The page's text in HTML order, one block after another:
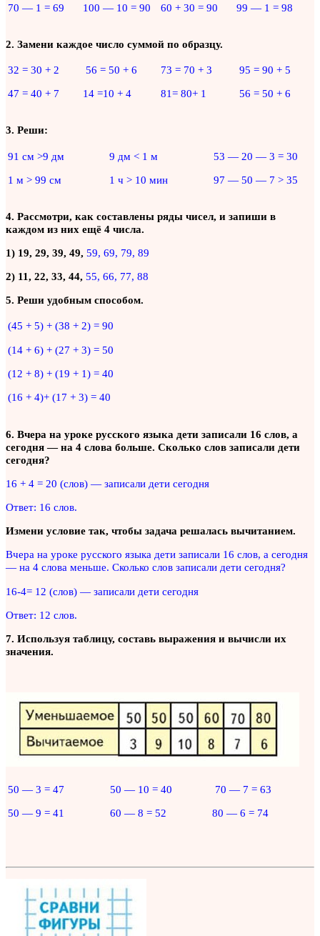
70 — 1 = 69
100 — 10 = 90
60 + 30 = 90
99 — 1 = 98
2. Замени каждое число суммой по образцу.
32 = 30 + 2
47 = 40 + 7
56 = 50 + 6
14 =10 + 4
73 = 70 + 3
81= 80+ 1
95 = 90 + 5
56 = 50 + 6
3. Реши:
91 см >9 дм
1 м > 99 см
9 дм < 1 м
1 ч > 10 мин
53 — 20 — 3 = 30
97 — 50 — 7 > 35
4. Рассмотри, как составлены ряды чисел, и запиши в
каждом из них ещё 4 числа.
1) 19, 29, 39, 49, 59, 69, 79, 89
2) 11, 22, 33, 44, 55, 66, 77, 88
5. Реши удобным способом.
(45 + 5) + (38 + 2) = 90
(14 + 6) + (27 + 3) = 50
(12 + 8) + (19 + 1) = 40
(16 + 4)+ (17 + 3) = 40
6. Вчера на уроке русского языка дети записали 16 слов, а
сегодня — на 4 слова больше. Сколько слов записали дети
сегодня?
16 + 4 = 20 (слов) — записали дети сегодня
Ответ: 16 слов.
Измени условие так, чтобы задача решалась вычитанием.
Вчера на уроке русского языка дети записали 16 слов, а сегодня
— на 4 слова меньше. Сколько слов записали дети сегодня?
16-4= 12 (слов) — записали дети сегодня
Ответ: 12 слов.
7. Используя таблицу, составь выражения и вычисли их
значения.
50 — 3 = 47
50 — 9 = 41
50 — 10 = 40
60 — 8 = 52
70 — 7 = 63
80 — 6 = 74